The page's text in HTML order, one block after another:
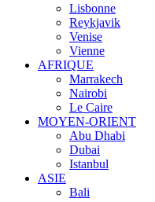
Lisbonne
Reykjavik
Venise
Vienne
AFRIQUE
Marrakech
Nairobi
Le Caire
MOYEN-ORIENT
Abu Dhabi
Dubai
Istanbul
ASIE
Bali